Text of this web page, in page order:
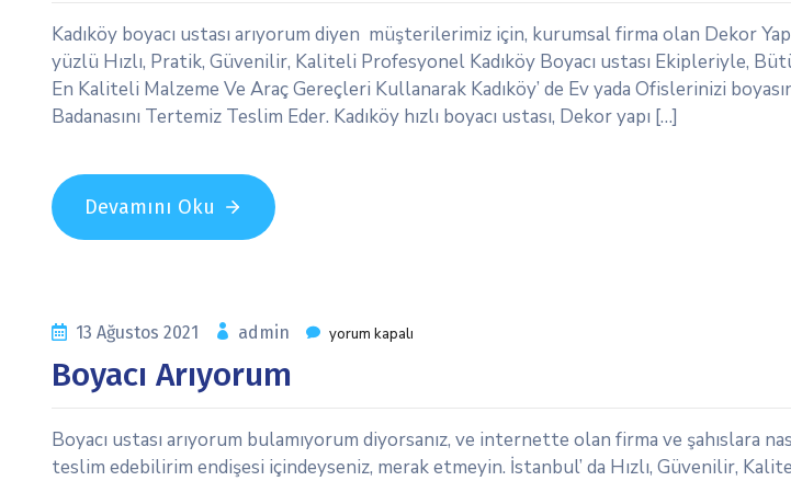
Kadıköy boyacı ustası arıyorum diyen müşterilerimiz için, kurumsal firma olan Dekor
yüzlü Hızlı, Pratik, Güvenilir, Kaliteli Profesyonel Kadıköy Boyacı ustası Ekipleriyle,
En Kaliteli Malzeme Ve Araç Gereçleri Kullanarak Kadıköy’ de Ev yada Ofislerinizi
Badanasını Tertemiz Teslim Eder. Kadıköy hızlı boyacı ustası, Dekor yapı […]
Devamını Oku
13 Ağustos 2021 admin yorum kapalı
Boyacı Arıyorum
Boyacı ustası arıyorum bulamıyorum diyorsanız, ve internette olan firma ve şahıslara
teslim edebilirim endişesi içindeyseniz, merak etmeyin. İstanbul’ da Hızlı, Güvenilir,